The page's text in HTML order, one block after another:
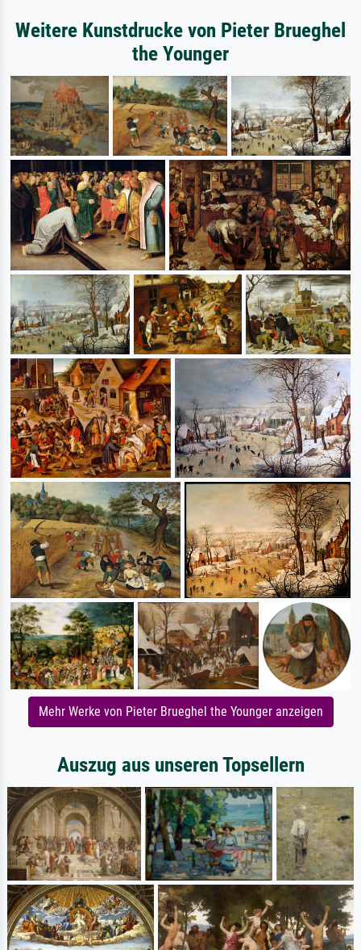
Weitere Kunstdrucke von Pieter Brueghel
the Younger
Mehr Werke von Pieter Brueghel the Younger anzeigen
Auszug aus unseren Topsellern